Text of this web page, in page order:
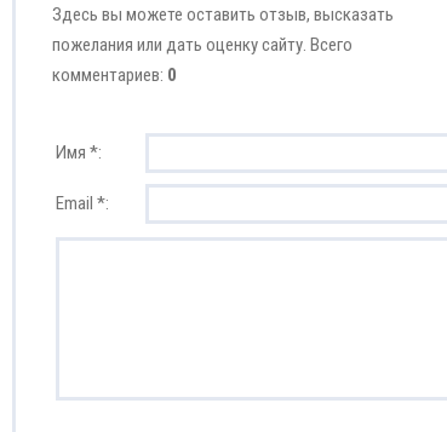
Здесь вы можете оставить отзыв, высказать
пожелания или дать оценку сайту. Всего
комментариев: 0
Имя *:
Email *: